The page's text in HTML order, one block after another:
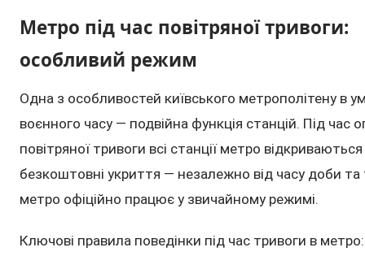
Метро під час повітряної тривоги:
особливий режим
Одна з особливостей київського метрополітену в
воєнного часу — подвійна функція станцій. Під час
повітряної тривоги всі станції метро
безкоштовні укриття — незалежно від часу доби та
метро офіційно працює у звичайному режимі.
Ключові правила поведінки під час тривоги в метро: